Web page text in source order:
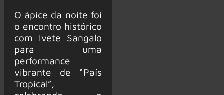
O ápice da noite foi
o encontro histórico
com Ivete Sangalo
para uma
performance
vibrante de “País
Tropical”,